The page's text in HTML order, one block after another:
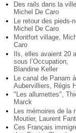
Des rails dans la
Michel De Caro
Le retour des pieds-
Michel De Caro
Montfort village,
Caro
Ils, elles avaient 20
sous l’Occupation,
Blandine Keller
Le canal de Panam à
Aubervilliers, Régis
"Les allumettes",
Marck
Les mémoires de la
Moutier, Laurent
Ces Français